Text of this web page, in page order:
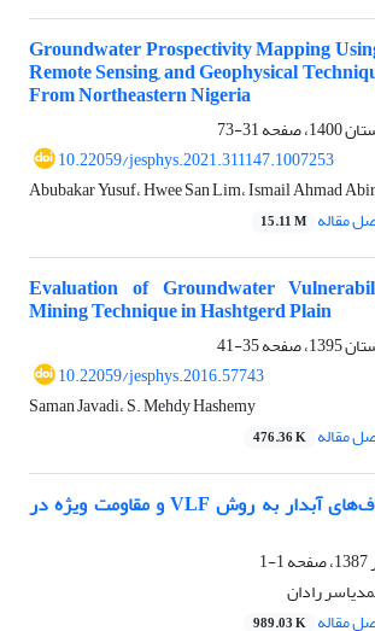
Groundwater Prospectivity Mapping
Remote Sensing, and Geophysical
From Northeastern Nigeria
31-73
10.22059/jesphys.2021.311147.1007253
Abubakar Yusuf، Hwee San Lim، Ismail Ahmad Abir
مقاله 15.11 M
Evaluation of Groundwater
Mining Technique in Hashtgerd Plain
35-41
10.22059/jesphys.2016.57743
Saman Javadi، S. Mehdy Hashemy
مقاله 476.36 K
بررسی درز و شکاف‌های آبدار به روش VLF و مقاومت ویژه در
1-1
رادان
مقاله 989.03 K